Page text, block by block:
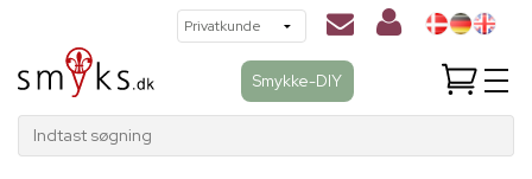
Smykke-DIY
Indtast søgning